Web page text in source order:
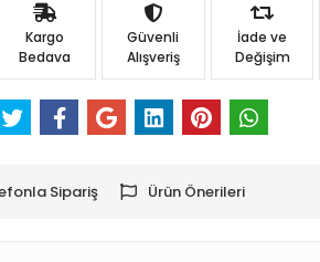
Kargo
Bedava
Güvenli
Alışveriş
İade ve
Değişim
Sipariş Ürün Önerileri